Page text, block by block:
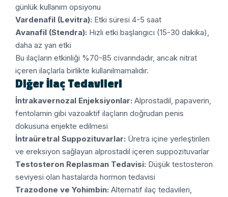
günlük kullanım opsiyonu
Vardenafil (Levitra): Etki süresi 4-5 saat
Avanafil (Stendra): Hızlı etki başlangıcı (15-30 dakika),
daha az yan etki
Bu ilaçların etkinliği %70-85 civarındadır, ancak nitrat
içeren ilaçlarla birlikte kullanılmamalıdır.
Diğer İlaç Tedavileri
İntrakavernozal Enjeksiyonlar: Alprostadil, papaverin,
fentolamin gibi vazoaktif ilaçların doğrudan penis
dokusuna enjekte edilmesi
İntraüretral Suppozituvarlar: Üretra içine yerleştirilen
ve ereksiyon sağlayan alprostadil içeren suppozituvarlar
Testosteron Replasman Tedavisi: Düşük testosteron
seviyesi olan hastalarda hormon tedavisi
Trazodone ve Yohimbin: Alternatif ilaç tedavileri,